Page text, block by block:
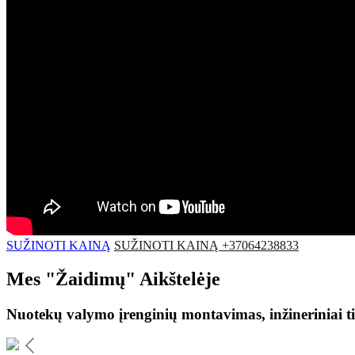
SUŽINOTI KAINĄ SUŽINOTI KAINĄ +37064238833
Mes "Žaidimų" Aikštelėje
Nuotekų valymo įrenginių montavimas, inžineriniai